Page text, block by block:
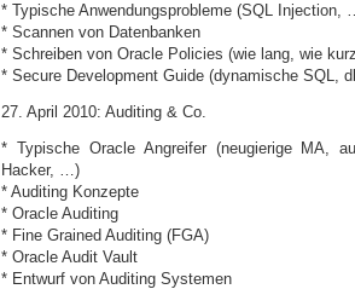
* Typische Anwendungsprobleme (SQL Injection,
* Scannen von Datenbanken
* Schreiben von Oracle Policies (wie lang, wie
* Secure Development Guide (dynamische SQL,
27. April 2010: Auditing & Co.
* Typische Oracle Angreifer (neugierige MA,
Hacker, …)
* Auditing Konzepte
* Oracle Auditing
* Fine Grained Auditing (FGA)
* Oracle Audit Vault
* Entwurf von Auditing Systemen